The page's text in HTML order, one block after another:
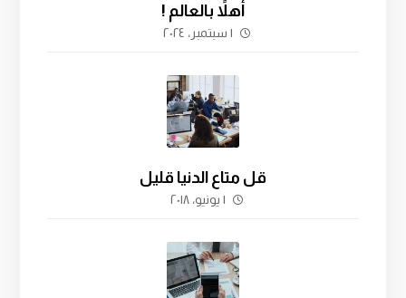
أهلاً بالعالم !
١ سبتمبر، ٢٠٢٤
قل متاع الدنيا قليل
١ يونيو، ٢٠١٨